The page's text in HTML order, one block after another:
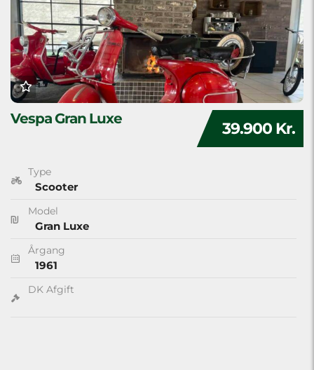
39.900 Kr.
Vespa Gran Luxe
Type
Scooter
Model
Gran Luxe
Årgang
1961
DK Afgift